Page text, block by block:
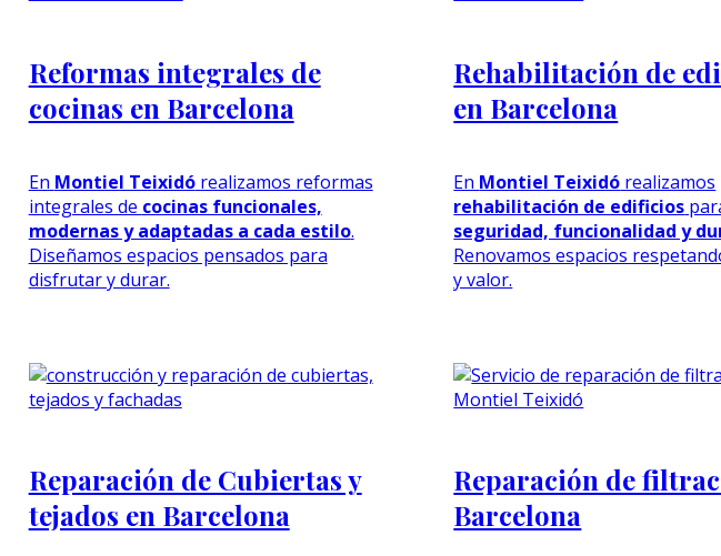
Reformas integrales de
cocinas en Barcelona
En Montiel Teixidórealizamos reformas
integrales de cocinas funcionales,
modernas y adaptadas a cada estilo.
Diseñamos espacios pensados para
disfrutar y durar.
Rehabilitación de
en Barcelona
En Montiel Teixidó realizamos
rehabilitación de edificios
seguridad, funcionalidad y
Renovamos espacios
y valor.
Reparación de Cubiertas y
tejados en Barcelona
Reparación de
Barcelona